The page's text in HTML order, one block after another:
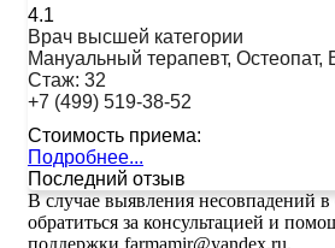
4.1
Врач высшей категории
Мануальный терапевт,
Стаж: 32
+7 (499) 519-38-52
Стоимость приема:
Подробнее...
Последний отзыв
В случае выявления несовпадений
обратиться за консультацией и
поддержки farmamir@yandex.ru.